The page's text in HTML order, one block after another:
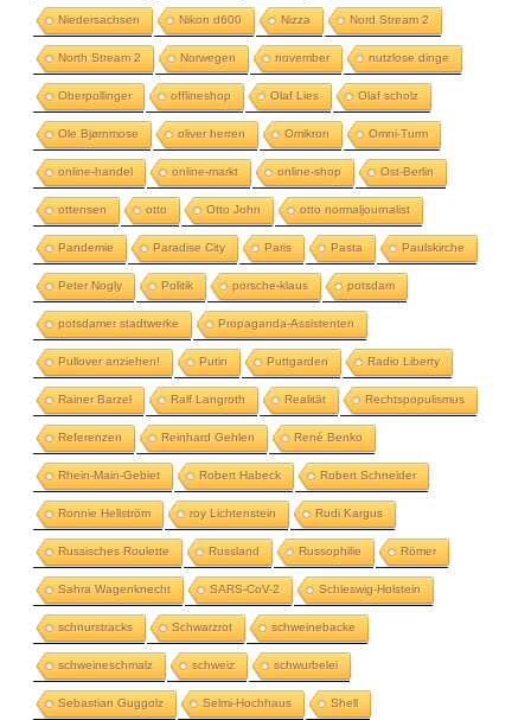
Niedersachsen Nikon d600 Nizza Nord Stream 2
North Stream 2 Norwegen november nutzlose dinge
Oberpollinger offlineshop Olaf Lies Olaf scholz
Ole Bjørnmose oliver herren Omikron Omni-Turm
online-handel online-markt online-shop Ost-Berlin
ottensen otto Otto John otto normaljournalist
Pandemie Paradise City Paris Pasta Paulskirche
Peter Nogly Politik porsche-klaus potsdam
potsdamer stadtwerke Propaganda-Assistenten
Pullover anziehen! Putin Puttgarden Radio Liberty
Rainer Barzel Ralf Langroth Realität Rechtspopulismus
Referenzen Reinhard Gehlen René Benko
Rhein-Main-Gebiet Robert Habeck Robert Schneider
Ronnie Hellström roy Lichtenstein Rudi Kargus
Russisches Roulette Russland Russophilie Römer
Sahra Wagenknecht SARS-CoV-2 Schleswig-Holstein
schnurstracks Schwarzrot schweinebacke
schweineschmalz schweiz schwurbelei
Sebastian Guggolz Selmi-Hochhaus Shell